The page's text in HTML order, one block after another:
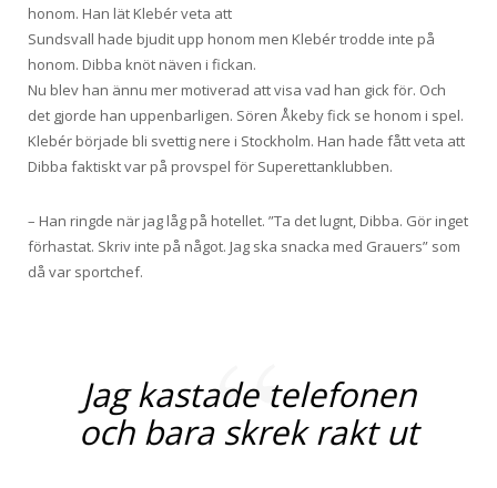
honom. Han lät Klebér veta att
Sundsvall hade bjudit upp honom men Klebér trodde inte på
honom. Dibba knöt näven i fickan.
Nu blev han ännu mer motiverad att visa vad han gick för. Och
det gjorde han uppenbarligen. Sören Åkeby fick se honom i spel.
Klebér började bli svettig nere i Stockholm. Han hade fått veta att
Dibba faktiskt var på provspel för Superettanklubben.
– Han ringde när jag låg på hotellet. ”Ta det lugnt, Dibba. Gör inget
förhastat. Skriv inte på något. Jag ska snacka med Grauers” som
då var sportchef.
Jag kastade telefonen
och bara skrek rakt ut